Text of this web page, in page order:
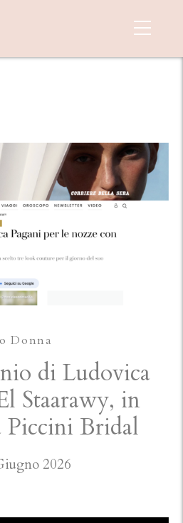
Donna
di Ludovica
Staarawy, in
Piccini Bridal
2026